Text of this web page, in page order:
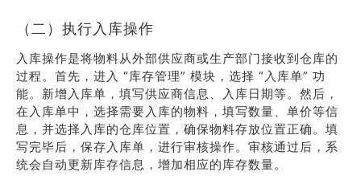
（二）执行入库操作
入库操作是将物料从外部供应商或生产部门接收到仓库的
过程。首先，进入 “库存管理” 模块，选择 “入库单” 功
能。新增入库单，填写供应商信息、入库日期等。然后，
在入库单中，选择需要入库的物料，填写数量、单价等信
息，并选择入库的仓库位置，确保物料存放位置正确。填
写完毕后，保存入库单，进行审核操作。审核通过后，系
统会自动更新库存信息，增加相应的库存数量。